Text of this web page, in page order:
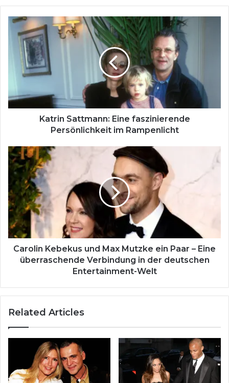
Katrin
Sattmann:
Eine
faszinierende
Persönlichkeit
Katrin Sattmann: Eine faszinierende
Persönlichkeit im Rampenlicht
Carolin
Kebekus
und
Max
Mutzke
ein
Paar
–
Eine
überraschende
Verbindung
deutschen
Welt
Carolin Kebekus und Max Mutzke ein Paar – Eine
überraschende Verbindung in der deutschen
Entertainment-Welt
Related Articles